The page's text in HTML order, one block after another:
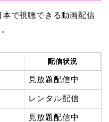
本で視聴できる動画配信
配信状況
見放題配信中
レンタル配信
見放題配信中